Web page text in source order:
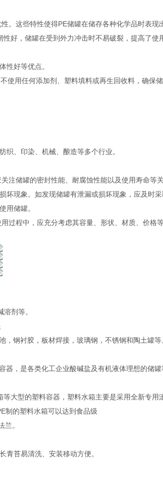
。这些特性使得PE储罐在储存各种化学品时表现
好，储罐在受到外力冲击时不易破裂，提高了使
性好等优点。
用任何添加剂、塑料填料或再生回收料，确保储
、印染、机械、酿造等多个行业。
注储罐的密封性能、耐腐蚀性能以及使用寿命等关
现象。如发现储罐有泄漏或损坏现象，应及时采
用储罐。
过程中，应充分考虑其容量、形状、材质、价格
剂等。
钢衬胶，板材焊接，玻璃钢，不锈钢和陶土罐
器，是各类化工企业酸碱盐及有机液体理想的储罐
大型的塑料容器，塑料水箱主要是采用全新专用
制的塑料水箱可以达到食品级
。
青苔易清洗、安装移动方便。